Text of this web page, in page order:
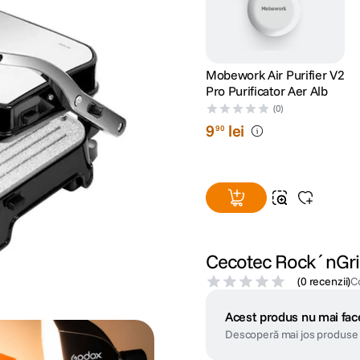
Mobework Air Purifier V2
Pro Purificator Aer Alb
(0)
990 lei
Cecotec
(0 recenzii)
Acest produs nu mai
Descoperă mai jos